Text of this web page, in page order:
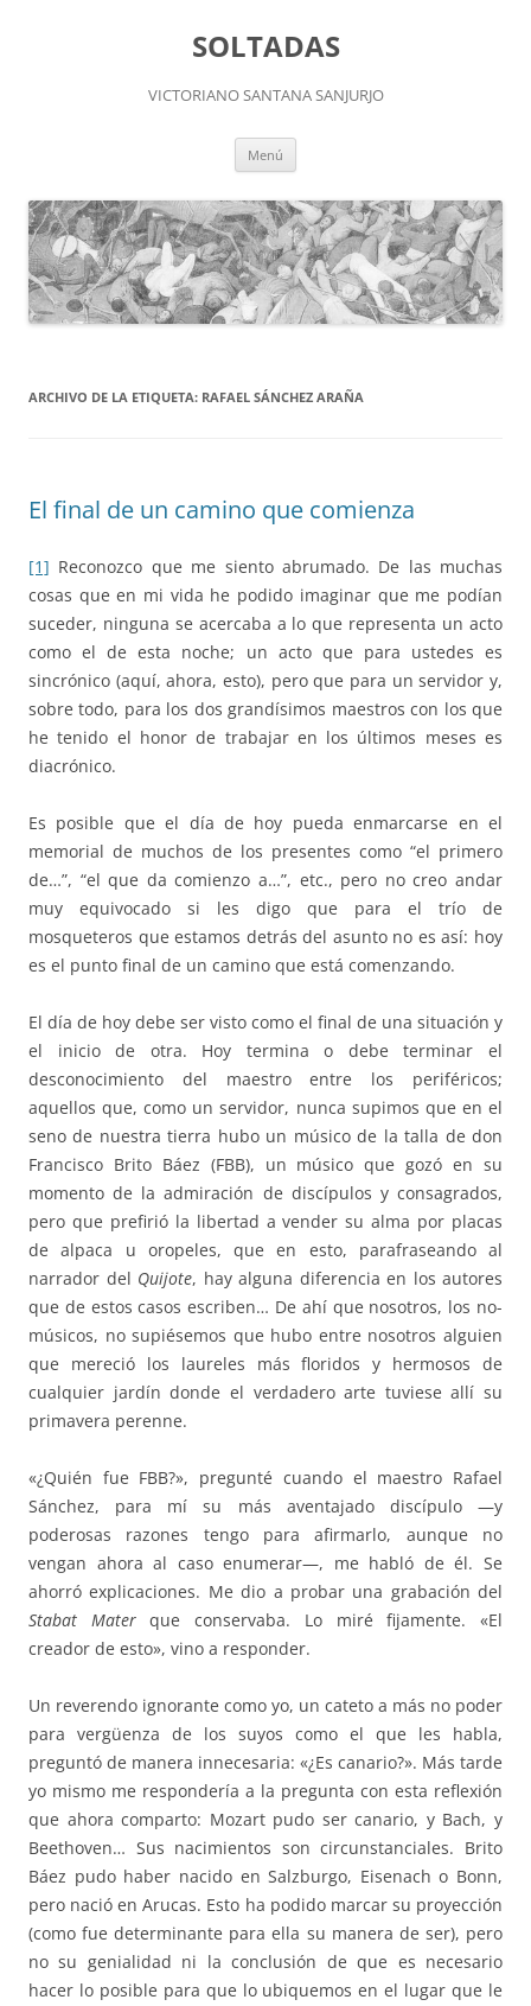
SOLTADAS
VICTORIANO SANTANA SANJURJO
Menú
ARCHIVO DE LA ETIQUETA: RAFAEL SÁNCHEZ ARAÑA
El final de un camino que comienza
[1] Reconozco que me siento abrumado. De las muchas
cosas que en mi vida he podido imaginar que me podían
suceder, ninguna se acercaba a lo que representa un acto
como el de esta noche; un acto que para ustedes es
sincrónico (aquí, ahora, esto), pero que para un servidor y,
sobre todo, para los dos grandísimos maestros con los que
he tenido el honor de trabajar en los últimos meses es
diacrónico.
Es posible que el día de hoy pueda enmarcarse en el
memorial de muchos de los presentes como “el primero
de…”, “el que da comienzo a…”, etc., pero no creo andar
muy equivocado si les digo que para el trío de
mosqueteros que estamos detrás del asunto no es así: hoy
es el punto final de un camino que está comenzando.
El día de hoy debe ser visto como el final de una situación y
el inicio de otra. Hoy termina o debe terminar el
desconocimiento del maestro entre los periféricos;
aquellos que, como un servidor, nunca supimos que en el
seno de nuestra tierra hubo un músico de la talla de don
Francisco Brito Báez (FBB), un músico que gozó en su
momento de la admiración de discípulos y consagrados,
pero que prefirió la libertad a vender su alma por placas
de alpaca u oropeles, que en esto, parafraseando al
narrador del Quijote, hay alguna diferencia en los autores
que de estos casos escriben… De ahí que nosotros, los no-
músicos, no supiésemos que hubo entre nosotros alguien
que mereció los laureles más floridos y hermosos de
cualquier jardín donde el verdadero arte tuviese allí su
primavera perenne.
«¿Quién fue FBB?», pregunté cuando el maestro Rafael
Sánchez, para mí su más aventajado discípulo —y
poderosas razones tengo para afirmarlo, aunque no
vengan ahora al caso enumerar—, me habló de él. Se
ahorró explicaciones. Me dio a probar una grabación del
Stabat Materque conservaba. Lo miré fijamente. «El
creador de esto», vino a responder.
Un reverendo ignorante como yo, un cateto a más no poder
para vergüenza de los suyos como el que les habla,
preguntó de manera innecesaria: «¿Es canario?». Más tarde
yo mismo me respondería a la pregunta con esta reflexión
que ahora comparto: Mozart pudo ser canario, y Bach, y
Beethoven… Sus nacimientos son circunstanciales. Brito
Báez pudo haber nacido en Salzburgo, Eisenach o Bonn,
pero nació en Arucas. Esto ha podido marcar su proyección
(como fue determinante para ella su manera de ser), pero
no su genialidad ni la conclusión de que es necesario
hacer lo posible para que lo ubiquemos en el lugar que le